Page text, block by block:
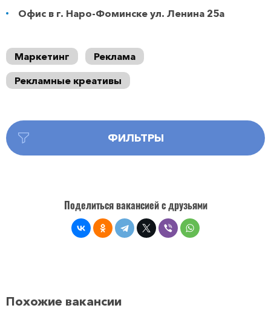
Офис в г. Наро-Фоминске ул. Ленина 25а
Маркетинг
Реклама
Рекламные креативы
ФИЛЬТРЫ
Поделиться вакансией с друзьями
Похожие вакансии